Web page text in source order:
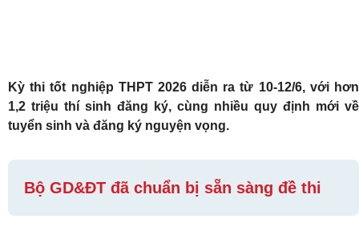
Kỳ thi tốt nghiệp THPT 2026 diễn ra từ 10-12/6, với hơn
1,2 triệu thí sinh đăng ký, cùng nhiều quy định mới về
tuyển sinh và đăng ký nguyện vọng.
Bộ GD&ĐT đã chuẩn bị sẵn sàng đề thi